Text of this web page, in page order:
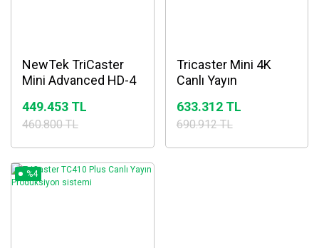
NewTek TriCaster
Mini Advanced HD-4
449.453 TL
460.800 TL
Tricaster Mini 4K
Canlı Yayın
633.312 TL
690.912 TL
%4